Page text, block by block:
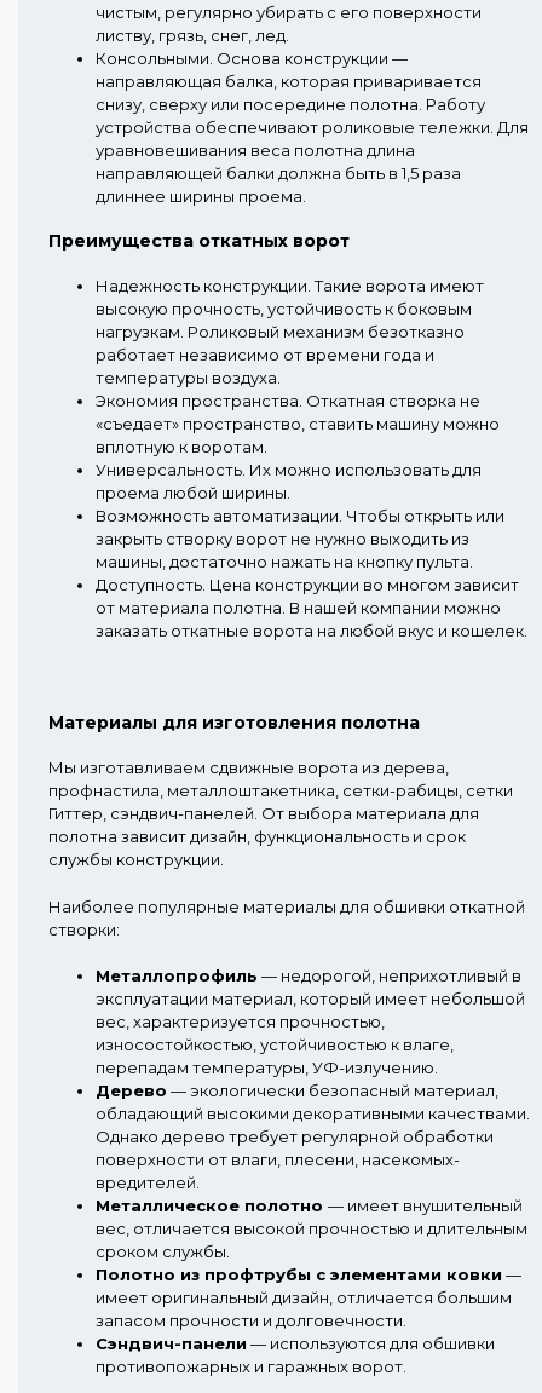
чистым, регулярно убирать с его поверхности
листву, грязь, снег, лед.
Консольными. Основа конструкции —
направляющая балка, которая приваривается
снизу, сверху или посередине полотна. Работу
устройства обеспечивают роликовые тележки. Для
уравновешивания веса полотна длина
направляющей балки должна быть в 1,5 раза
длиннее ширины проема.
Преимущества откатных ворот
Надежность конструкции. Такие ворота имеют
высокую прочность, устойчивость к боковым
нагрузкам. Роликовый механизм безотказно
работает независимо от времени года и
температуры воздуха.
Экономия пространства. Откатная створка не
«съедает» пространство, ставить машину можно
вплотную к воротам.
Универсальность. Их можно использовать для
проема любой ширины.
Возможность автоматизации. Чтобы открыть или
закрыть створку ворот не нужно выходить из
машины, достаточно нажать на кнопку пульта.
Доступность. Цена конструкции во многом зависит
от материала полотна. В нашей компании можно
заказать откатные ворота на любой вкус и кошелек.
Материалы для изготовления полотна
Мы изготавливаем сдвижные ворота из дерева,
профнастила, металлоштакетника, сетки-рабицы, сетки
Гиттер, сэндвич-панелей. От выбора материала для
полотна зависит дизайн, функциональность и срок
службы конструкции.
Наиболее популярные материалы для обшивки откатной
створки:
Металлопрофиль — недорогой, неприхотливый в
эксплуатации материал, который имеет небольшой
вес, характеризуется прочностью,
износостойкостью, устойчивостью к влаге,
перепадам температуры, УФ-излучению.
Дерево — экологически безопасный материал,
обладающий высокими декоративными качествами.
Однако дерево требует регулярной обработки
поверхности от влаги, плесени, насекомых-
вредителей.
Металлическое полотно — имеет внушительный
вес, отличается высокой прочностью и длительным
сроком службы.
Полотно из профтрубы с элементами ковки —
имеет оригинальный дизайн, отличается большим
запасом прочности и долговечности.
Сэндвич-панели — используются для обшивки
противопожарных и гаражных ворот.